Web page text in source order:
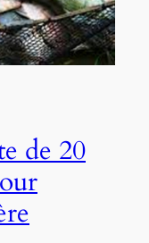
de 20